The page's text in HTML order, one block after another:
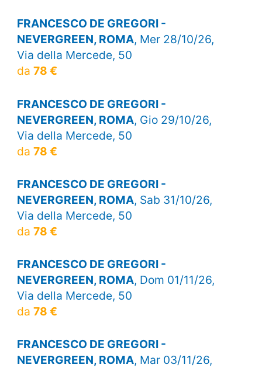
FRANCESCO DE GREGORI -
NEVERGREEN, ROMA, Mer 28/10/26,
Via della Mercede, 50
da 78 €
FRANCESCO DE GREGORI -
NEVERGREEN, ROMA, Gio 29/10/26,
Via della Mercede, 50
da 78 €
FRANCESCO DE GREGORI -
NEVERGREEN, ROMA, Sab 31/10/26,
Via della Mercede, 50
da 78 €
FRANCESCO DE GREGORI -
NEVERGREEN, ROMA, Dom 01/11/26,
Via della Mercede, 50
da 78 €
FRANCESCO DE GREGORI -
NEVERGREEN, ROMA, Mar 03/11/26,